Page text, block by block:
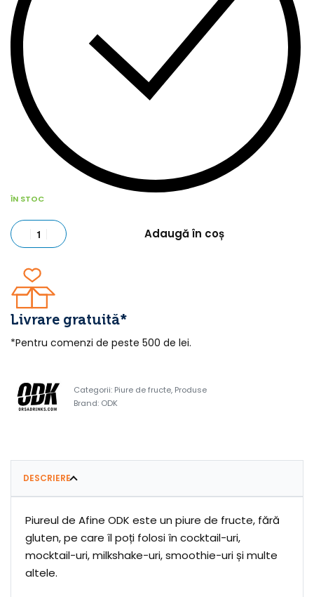
ÎN STOC
Adaugă în coș
Livrare gratuită*
*Pentru comenzi de peste 500 de lei.
Categorii: Piure de fructe, Produse
Brand: ODK
DESCRIERE
Piureul de Afine ODK este un piure de fructe, fără
gluten, pe care îl poți folosi în cocktail-uri,
mocktail-uri, milkshake-uri, smoothie-uri și multe
altele.